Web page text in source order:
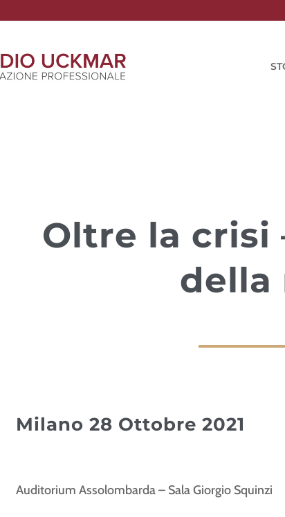
Oltre la crisi
della
Milano 28 Ottobre 2021
Auditorium Assolombarda – Sala Giorgio Squinzi